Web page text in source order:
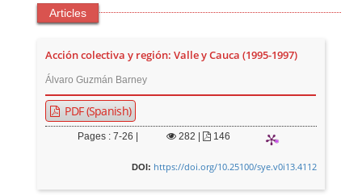
Articles
Acción colectiva y región: Valle y Cauca (1995-1997)
Álvaro Guzmán Barney
PDF (Spanish)
Pages : 7-26 | 282 | 146
DOI: https://doi.org/10.25100/sye.v0i13.4112